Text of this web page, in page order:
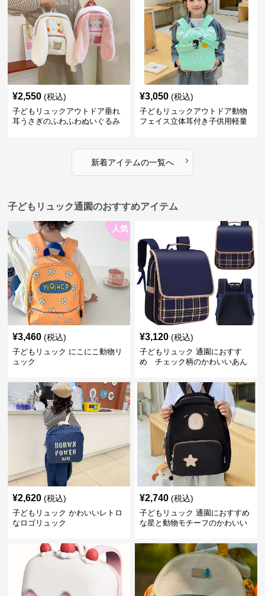
¥2,550 (税込)
子どもリュックアウトドア垂れ
耳うさぎのふわふわぬいぐるみ
¥3,050 (税込)
子どもリュックアウトドア動物
フェイス立体耳付き子供用軽量
新着アイテムの一覧へ ›
子どもリュック通園のおすすめアイテム
人気
¥3,460 (税込)
子どもリュック にこにこ動物リ
ュック
¥3,120 (税込)
子どもリュック 通園におすす
め チェック柄のかわいいあん
¥2,620 (税込)
子どもリュック かわいいレトロ
なロゴリュック
¥2,740 (税込)
子どもリュック 通園におすすめ
な星と動物モチーフのかわいい